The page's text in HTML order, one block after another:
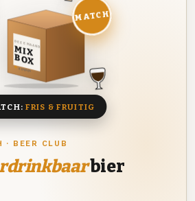
· BEER CLUB
bier
DEZE MAAND
MIX
BOX
8 BIEREN
MATCH
FRIS & FRUITIG